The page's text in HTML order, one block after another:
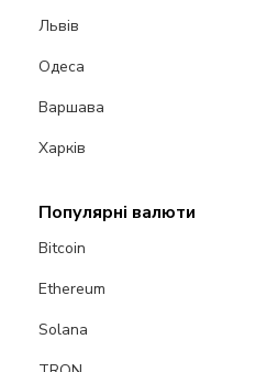
Львів
Одеса
Варшава
Харків
Популярні валюти
Bitcoin
Ethereum
Solana